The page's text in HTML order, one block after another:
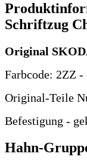
Schriftzug
Original
Farbcode: 2ZZ
Original-Teile
Befestigung -
Hahn-